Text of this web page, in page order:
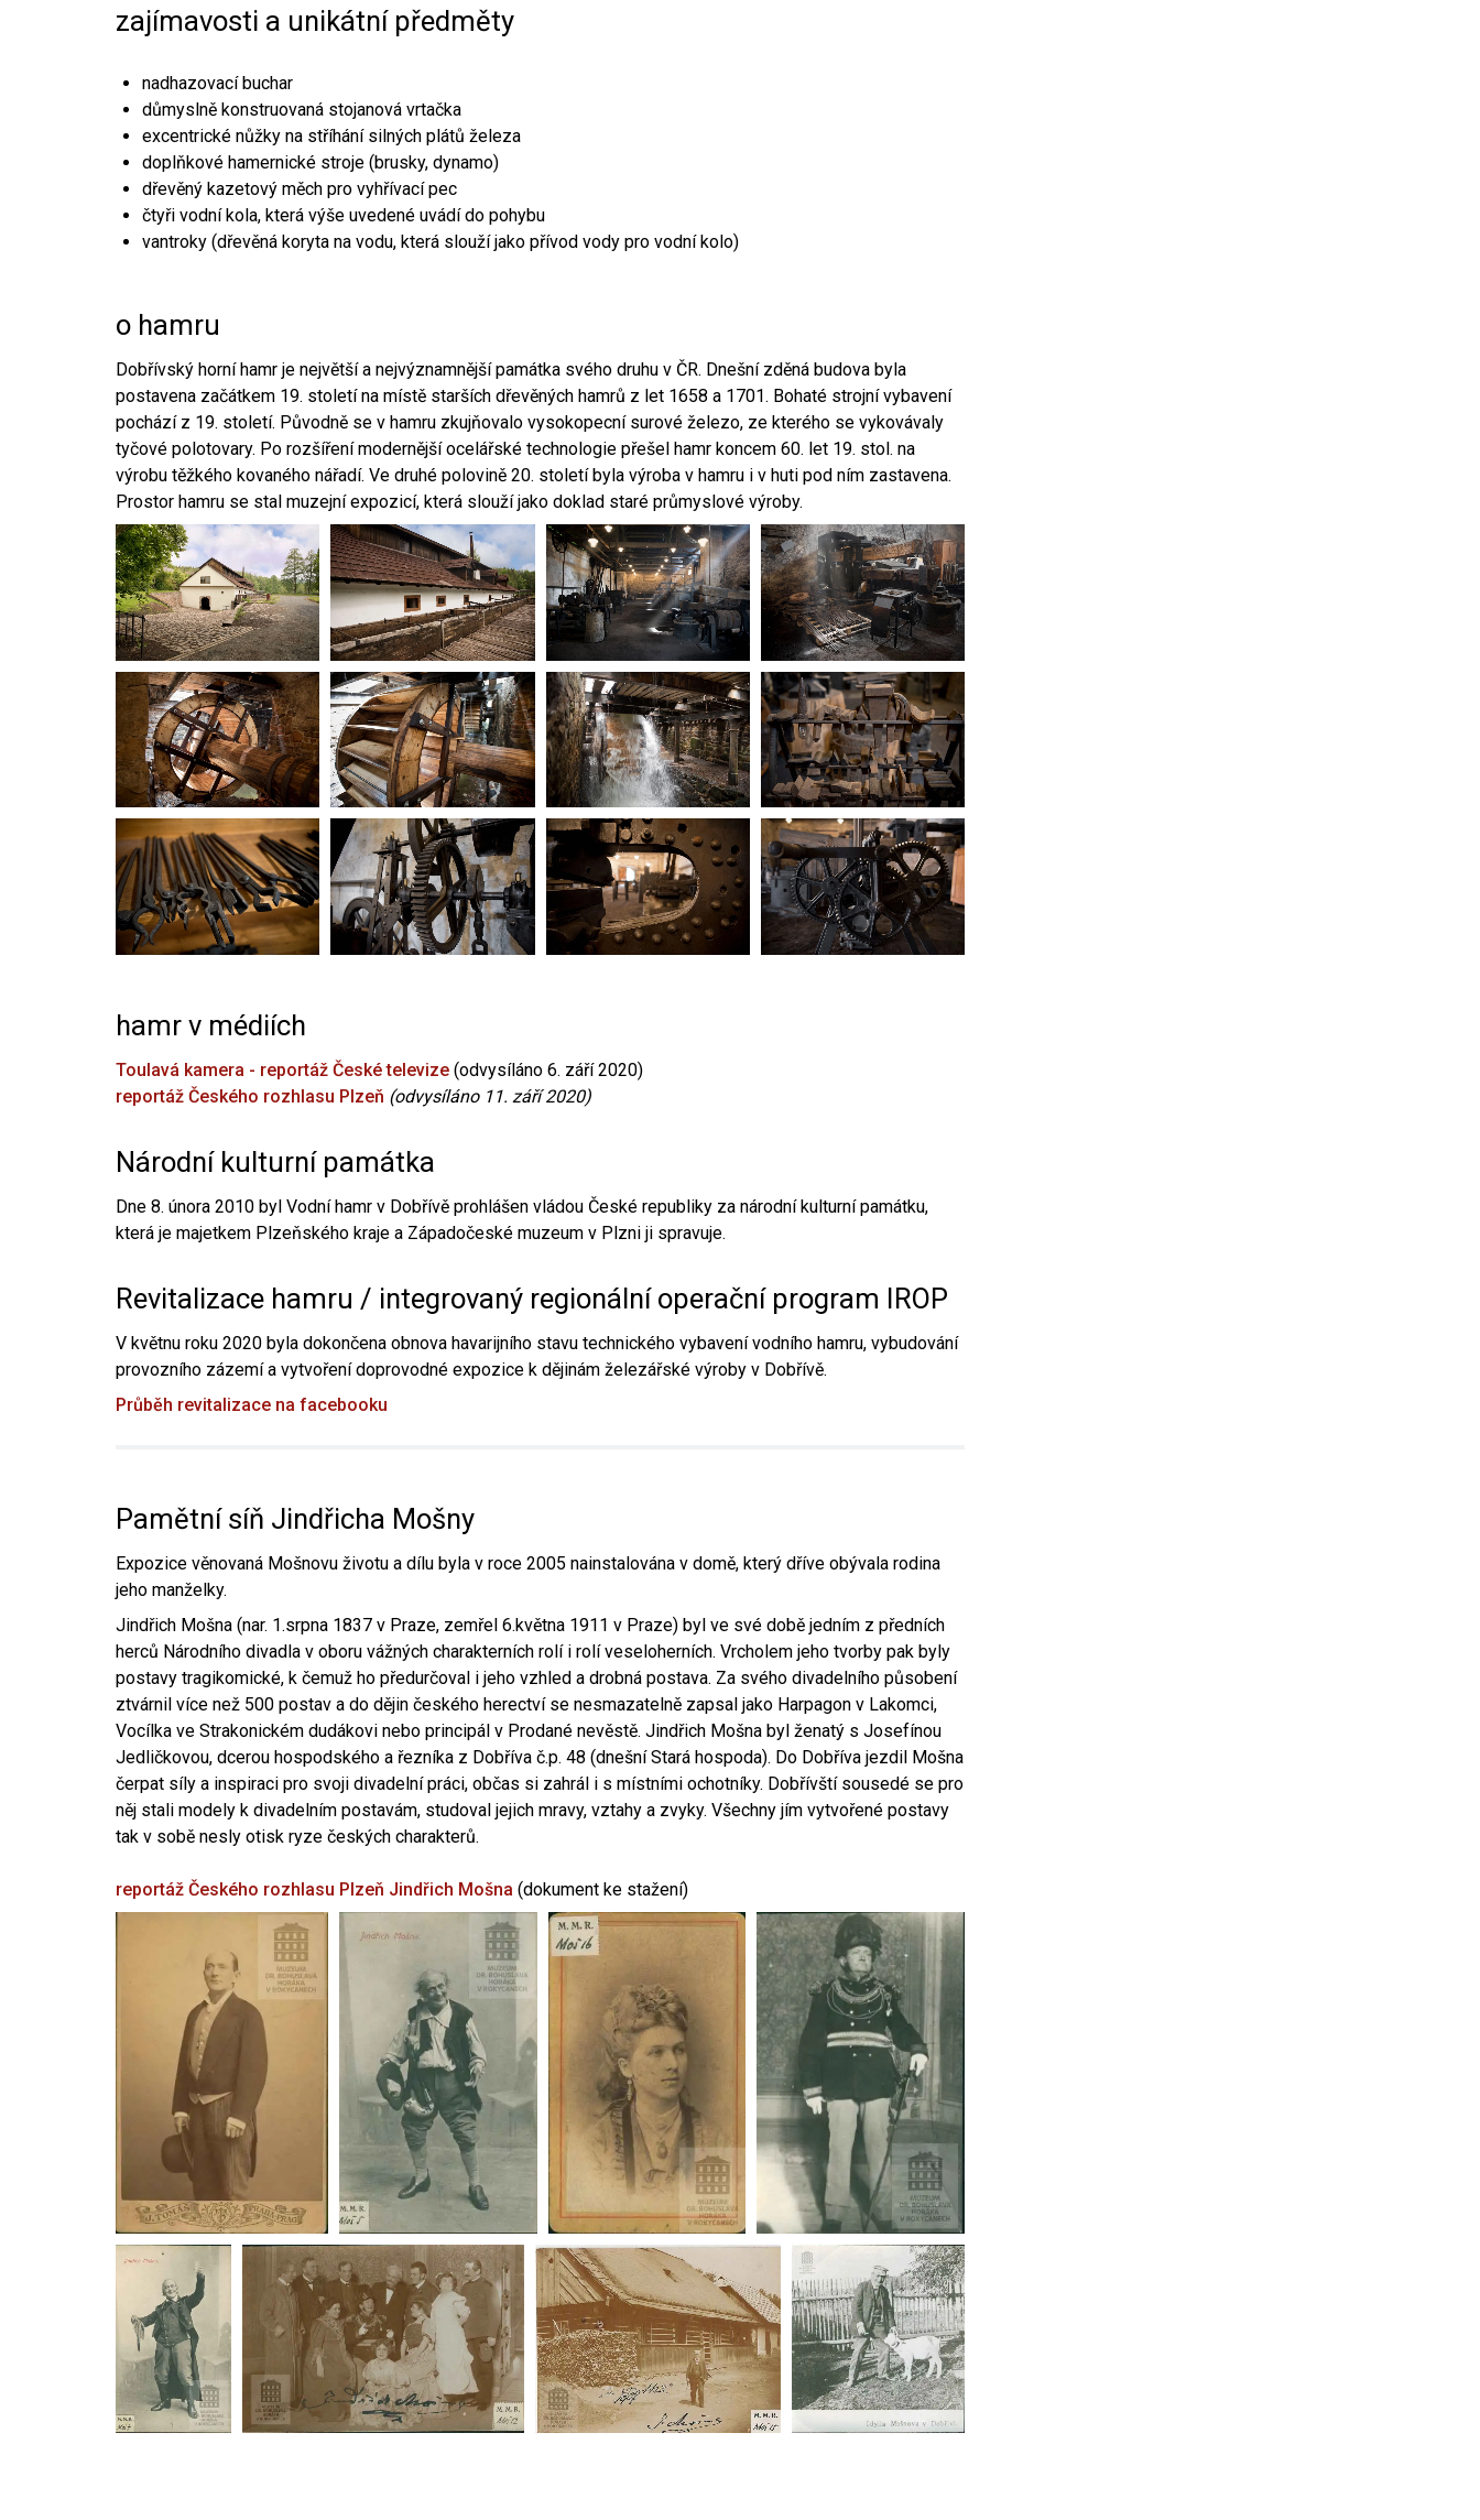
zajímavosti a unikátní předměty
nadhazovací buchar
důmyslně konstruovaná stojanová vrtačka
excentrické nůžky na stříhání silných plátů železa
doplňkové hamernické stroje (brusky, dynamo)
dřevěný kazetový měch pro vyhřívací pec
čtyři vodní kola, která výše uvedené uvádí do pohybu
vantroky (dřevěná koryta na vodu, která slouží jako přívod vody pro vodní kolo)
o hamru
Dobřívský horní hamr je největší a nejvýznamnější památka svého druhu v ČR. Dnešní zděná budova byla
postavena začátkem 19. století na místě starších dřevěných hamrů z let 1658 a 1701. Bohaté strojní vybavení
pochází z 19. století. Původně se v hamru zkujňovalo vysokopecní surové železo, ze kterého se vykovávaly
tyčové polotovary. Po rozšíření modernější ocelářské technologie přešel hamr koncem 60. let 19. stol. na
výrobu těžkého kovaného nářadí. Ve druhé polovině 20. století byla výroba v hamru i v huti pod ním zastavena.
Prostor hamru se stal muzejní expozicí, která slouží jako doklad staré průmyslové výroby.
hamr v médiích
Toulavá kamera - reportáž České televize (odvysíláno 6. září 2020)
reportáž Českého rozhlasu Plzeň (odvysíláno 11. září 2020)
Národní kulturní památka
Dne 8. února 2010 byl Vodní hamr v Dobřívě prohlášen vládou České republiky za národní kulturní památku,
která je majetkem Plzeňského kraje a Západočeské muzeum v Plzni ji spravuje.
Revitalizace hamru / integrovaný regionální operační program IROP
V květnu roku 2020 byla dokončena obnova havarijního stavu technického vybavení vodního hamru, vybudování
provozního zázemí a vytvoření doprovodné expozice k dějinám železářské výroby v Dobřívě.
Průběh revitalizace na facebooku
Pamětní síň Jindřicha Mošny
Expozice věnovaná Mošnovu životu a dílu byla v roce 2005 nainstalována v domě, který dříve obývala rodina
jeho manželky.
Jindřich Mošna (nar. 1.srpna 1837 v Praze, zemřel 6.května 1911 v Praze) byl ve své době jedním z předních
herců Národního divadla v oboru vážných charakterních rolí i rolí veseloherních. Vrcholem jeho tvorby pak byly
postavy tragikomické, k čemuž ho předurčoval i jeho vzhled a drobná postava. Za svého divadelního působení
ztvárnil více než 500 postav a do dějin českého herectví se nesmazatelně zapsal jako Harpagon v Lakomci,
Vocílka ve Strakonickém dudákovi nebo principál v Prodané nevěstě. Jindřich Mošna byl ženatý s Josefínou
Jedličkovou, dcerou hospodského a řezníka z Dobříva č.p. 48 (dnešní Stará hospoda). Do Dobříva jezdil Mošna
čerpat síly a inspiraci pro svoji divadelní práci, občas si zahrál i s místními ochotníky. Dobřívští sousedé se pro
něj stali modely k divadelním postavám, studoval jejich mravy, vztahy a zvyky. Všechny jím vytvořené postavy
tak v sobě nesly otisk ryze českých charakterů.
reportáž Českého rozhlasu Plzeň Jindřich Mošna (dokument ke stažení)